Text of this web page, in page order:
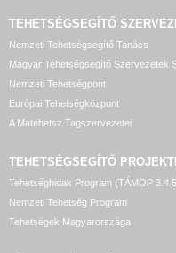
TEHETSÉGSEGÍTŐ
Nemzeti Tehetségsegítő Tanács
Magyar Tehetségsegítő Szervezetek
Nemzeti Tehetségpont
Európai Tehetségközpont
A Matehetsz Tagszervezetei
TEHETSÉGSEGÍTŐ
Tehetséghidak Program (TÁMOP
Nemzeti Tehetség Program
Tehetségek Magyarországa